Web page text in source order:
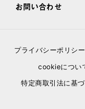
お問い合わせ
プライバシーポリシー
cookieについ
特定商取引法に基